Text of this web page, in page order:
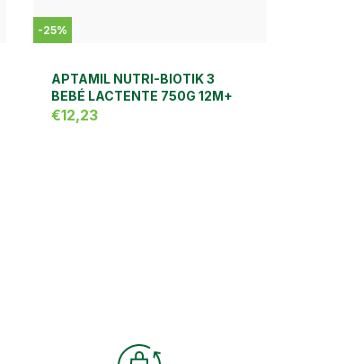
-25%
APTAMIL NUTRI-BIOTIK 3
BEBÉ LACTENTE 750G 12M+
€12,23